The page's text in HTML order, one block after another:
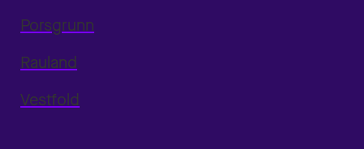
Porsgrunn
Rauland
Vestfold